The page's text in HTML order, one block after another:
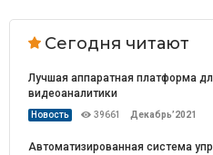
Сегодня читают
Лучшая аппаратная платформа
видеоаналитики
Новость 39661 Декабрь’2021
Автоматизированная система